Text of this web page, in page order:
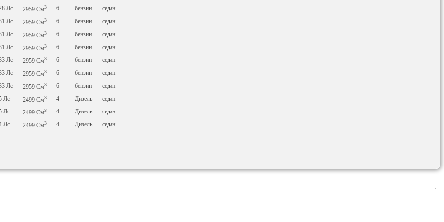
Лс 2959 См3 6 бензин
седан
Лс 2959 См3 6 бензин
седан
Лс 2959 См3 6 бензин
седан
Лс 2959 См3 6 бензин
седан
Лс 2959 См3 6 бензин
седан
Лс 2959 См3 6 бензин
седан
Лс 2959 См3 6 бензин
седан
Лс 2499 См3 4 Дизель
седан
Лс 2499 См3 4 Дизель
седан
Лс 2499 См3 4 Дизель седан